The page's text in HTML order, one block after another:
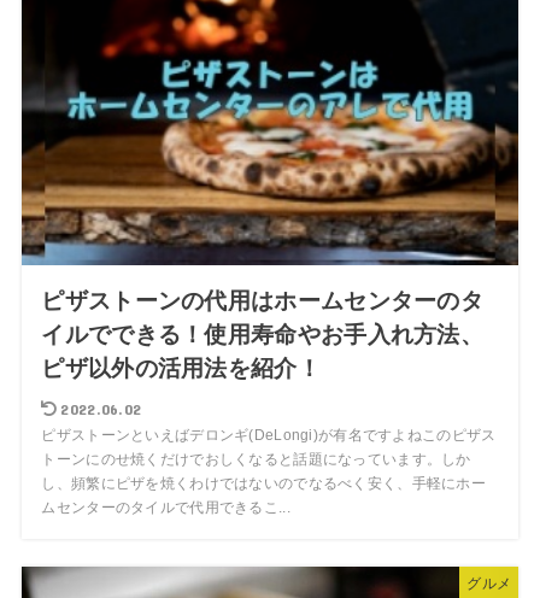
ピザストーンの代用はホームセンターのタ
イルでできる！使用寿命やお手入れ方法、
ピザ以外の活用法を紹介！
2022.06.02
ピザストーンといえばデロンギ(DeLongi)が有名ですよねこのピザス
トーンにのせ焼くだけでおしくなると話題になっています。しか
し、頻繁にピザを焼くわけではないのでなるべく安く、手軽にホー
ムセンターのタイルで代用できるこ...
グルメ